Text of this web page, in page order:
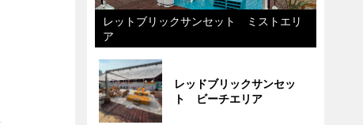
レットブリックサンセット ミストエリ
ア
レッドブリックサンセッ
ト ビーチエリア